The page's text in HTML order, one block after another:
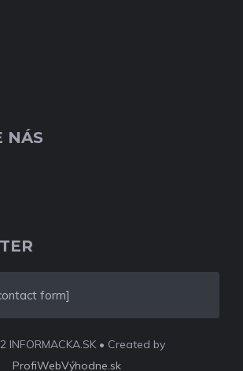
NÁS
form]
INFORMACKA.SK • Created by
ProfiWebVýhodne.sk